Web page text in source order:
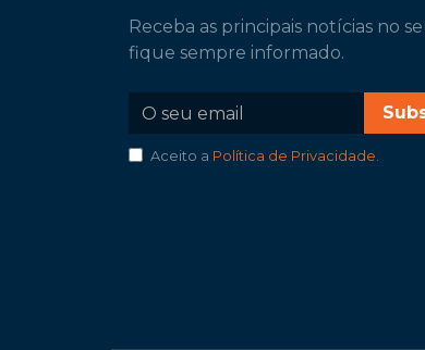
Receba as principais notícias no
fique sempre informado.
Aceito a Política de Privacidade.